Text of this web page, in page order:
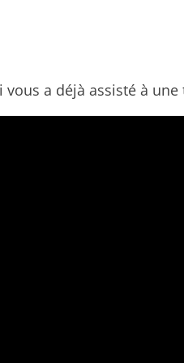
vous a déjà assisté à une